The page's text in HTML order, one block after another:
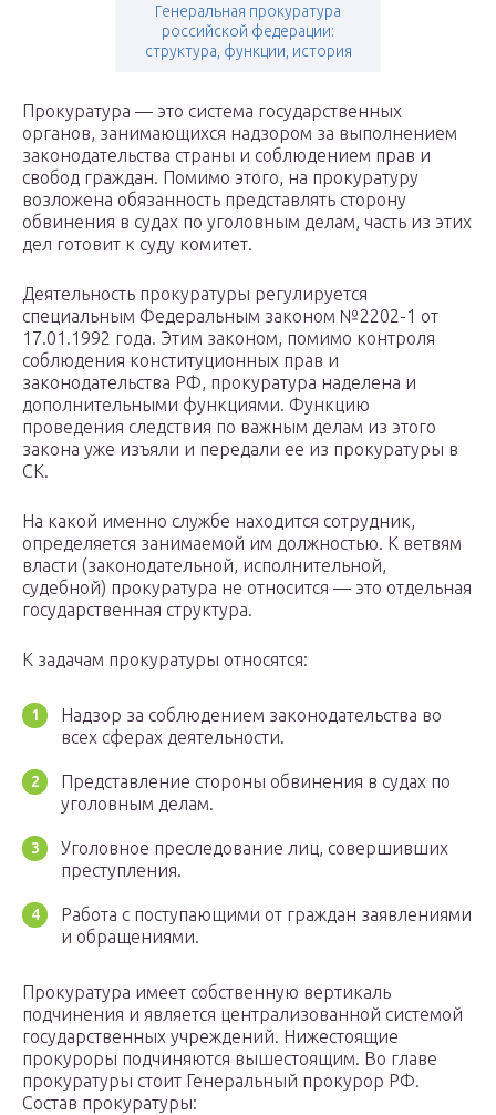
Генеральная прокуратура
российской федерации:
структура, функции, история
Прокуратура — это система государственных
органов, занимающихся надзором за выполнением
законодательства страны и соблюдением прав и
свобод граждан. Помимо этого, на прокуратуру
возложена обязанность представлять сторону
обвинения в судах по уголовным делам, часть из этих
дел готовит к суду комитет.
Деятельность прокуратуры регулируется
специальным Федеральным законом №2202-1 от
17.01.1992 года. Этим законом, помимо контроля
соблюдения конституционных прав и
законодательства РФ, прокуратура наделена и
дополнительными функциями. Функцию
проведения следствия по важным делам из этого
закона уже изъяли и передали ее из прокуратуры в
СК.
На какой именно службе находится сотрудник,
определяется занимаемой им должностью. К ветвям
власти (законодательной, исполнительной,
судебной) прокуратура не относится — это отдельная
государственная структура.
К задачам прокуратуры относятся:
Надзор за соблюдением законодательства во
всех сферах деятельности.
Представление стороны обвинения в судах по
уголовным делам.
Уголовное преследование лиц, совершивших
преступления.
Работа с поступающими от граждан заявлениями
и обращениями.
Прокуратура имеет собственную вертикаль
подчинения и является централизованной системой
государственных учреждений. Нижестоящие
прокуроры подчиняются вышестоящим. Во главе
прокуратуры стоит Генеральный прокурор РФ.
Состав прокуратуры: